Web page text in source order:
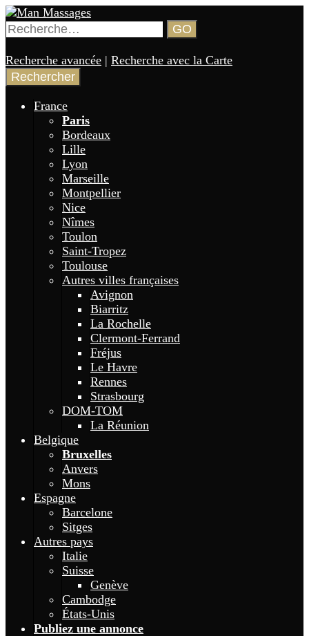
Aller
au
contenu
principal
Man Massages
Rechercher : GO
Recherche avancée | Recherche avec la Carte
France
Paris
Bordeaux
Lille
Lyon
Marseille
Montpellier
Nice
Nîmes
Toulon
Saint-Tropez
Toulouse
Autres villes françaises
Avignon
Biarritz
La Rochelle
Clermont-Ferrand
Fréjus
Le Havre
Rennes
Strasbourg
DOM-TOM
La Réunion
Belgique
Bruxelles
Anvers
Mons
Espagne
Barcelone
Sitges
Autres pays
Italie
Suisse
Genève
Cambodge
États-Unis
Publiez une annonce